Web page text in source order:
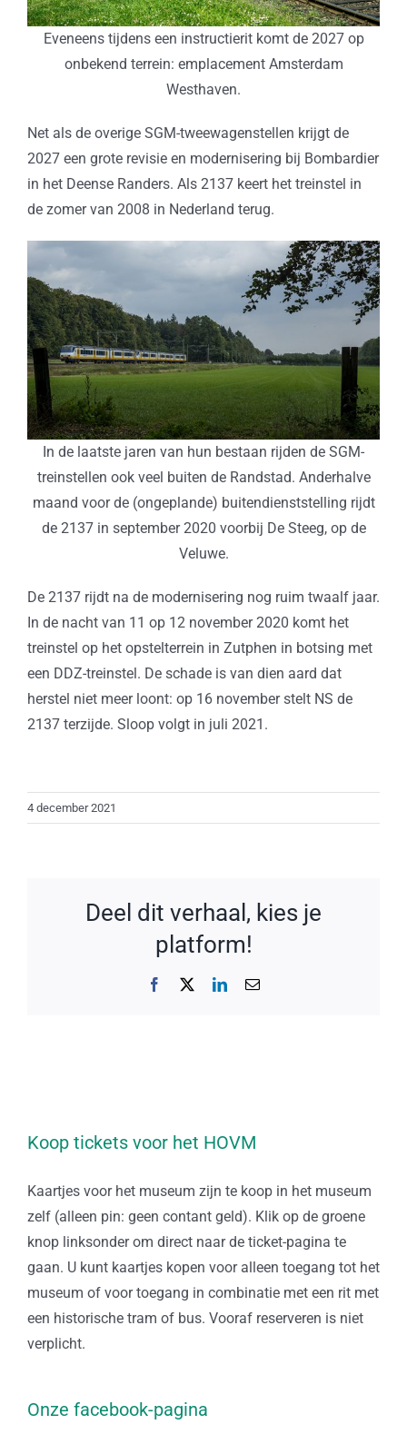
Eveneens tijdens een instructierit komt de 2027 op
onbekend terrein: emplacement Amsterdam
Westhaven.
Net als de overige SGM-tweewagenstellen krijgt de
2027 een grote revisie en modernisering bij Bombardier
in het Deense Randers. Als 2137 keert het treinstel in
de zomer van 2008 in Nederland terug.
In de laatste jaren van hun bestaan rijden de SGM-
treinstellen ook veel buiten de Randstad. Anderhalve
maand voor de (ongeplande) buitendienststelling rijdt
de 2137 in september 2020 voorbij De Steeg, op de
Veluwe.
De 2137 rijdt na de modernisering nog ruim twaalf jaar.
In de nacht van 11 op 12 november 2020 komt het
treinstel op het opstelterrein in Zutphen in botsing met
een DDZ-treinstel. De schade is van dien aard dat
herstel niet meer loont: op 16 november stelt NS de
2137 terzijde. Sloop volgt in juli 2021.
4 december 2021
Deel dit verhaal, kies je
platform!
Facebook LinkedIn
E-
Koop tickets voor het HOVM
Kaartjes voor het museum zijn te koop in het museum
zelf (alleen pin: geen contant geld). Klik op de groene
knop linksonder om direct naar de ticket-pagina te
gaan. U kunt kaartjes kopen voor alleen toegang tot het
museum of voor toegang in combinatie met een rit met
een historische tram of bus. Vooraf reserveren is niet
verplicht.
Onze facebook-pagina